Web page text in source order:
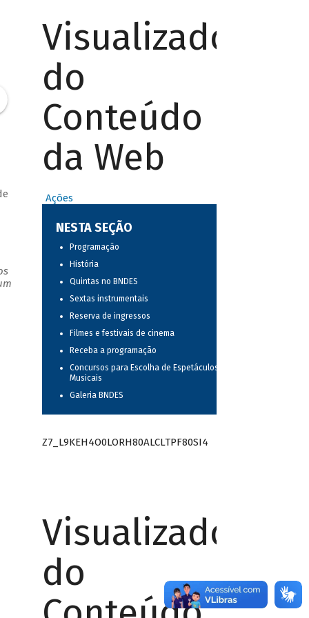
Visualizador
do
Conteúdo
da Web
Ações
NESTA SEÇÃO
Programação
História
Quintas no BNDES
Sextas instrumentais
Reserva de ingressos
Filmes e festivais de cinema
Receba a programação
Concursos para Escolha de Espetáculos
Musicais
Galeria BNDES
Z7_L9KEH4O0LORH80ALCLTPF80SI4
Visualizador
do